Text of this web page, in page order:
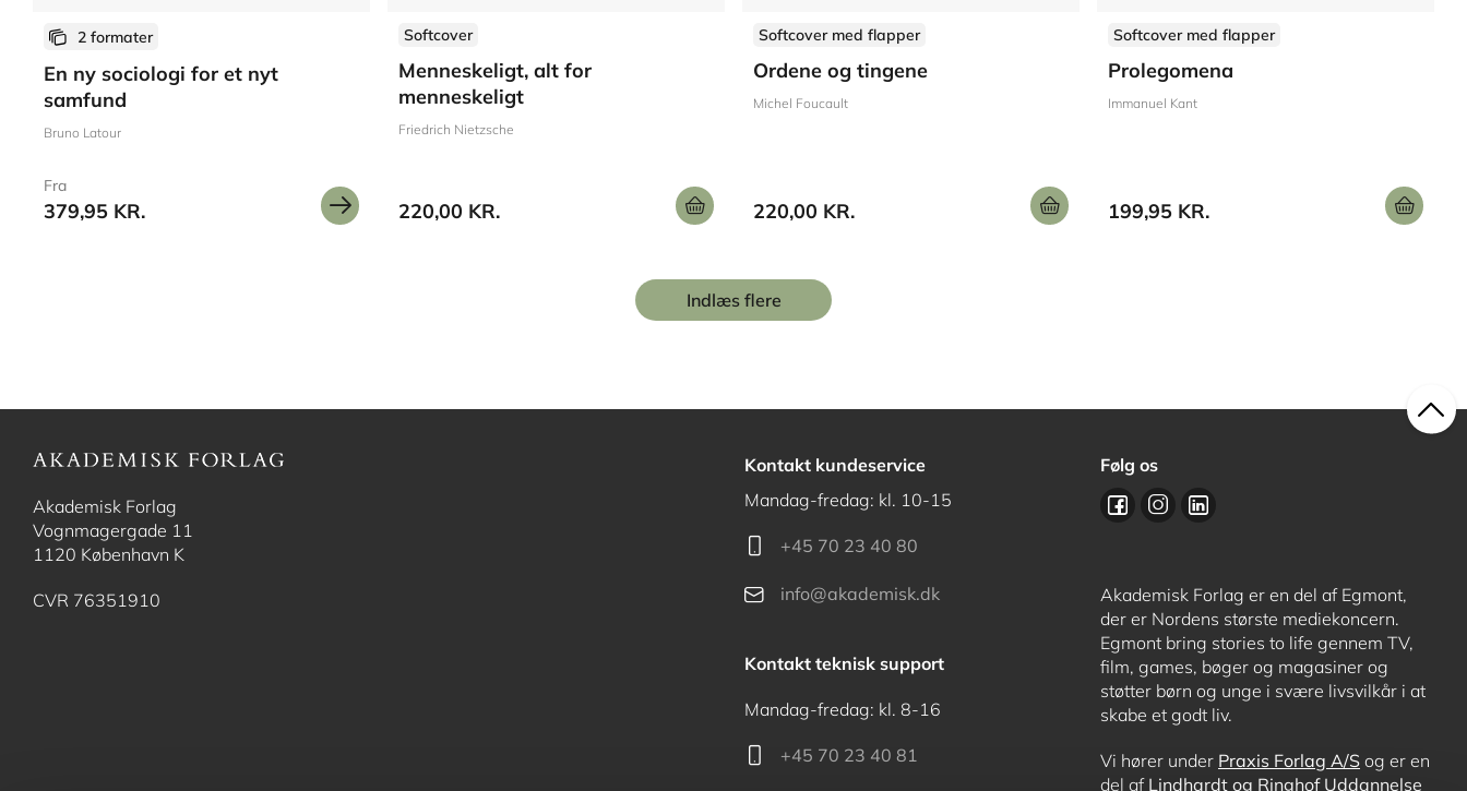
2 formater
En ny sociologi for et nyt
samfund
Bruno Latour
Fra
379,95 KR.
Softcover
Menneskeligt, alt for
menneskeligt
Friedrich Nietzsche
220,00 KR.
Softcover med flapper
Ordene og tingene
Michel Foucault
220,00 KR.
Softcover med flapper
Prolegomena
Immanuel Kant
199,95 KR.
Indlæs flere
Akademisk Forlag
Vognmagergade 11
1120 København K
CVR 76351910
Kontakt kundeservice
Mandag-fredag: kl. 10-15
+45 70 23 40 80
info@akademisk.dk
Kontakt teknisk support
Mandag-fredag: kl. 8-16
+45 70 23 40 81
Følg os
Akademisk Forlag er en del af Egmont,
der er Nordens største mediekoncern.
Egmont bring stories to life gennem TV,
film, games, bøger og magasiner og
støtter børn og unge i svære livsvilkår i at
skabe et godt liv.
Vi hører under Praxis Forlag A/S og er en
del af Lindhardt og Ringhof Uddannelse